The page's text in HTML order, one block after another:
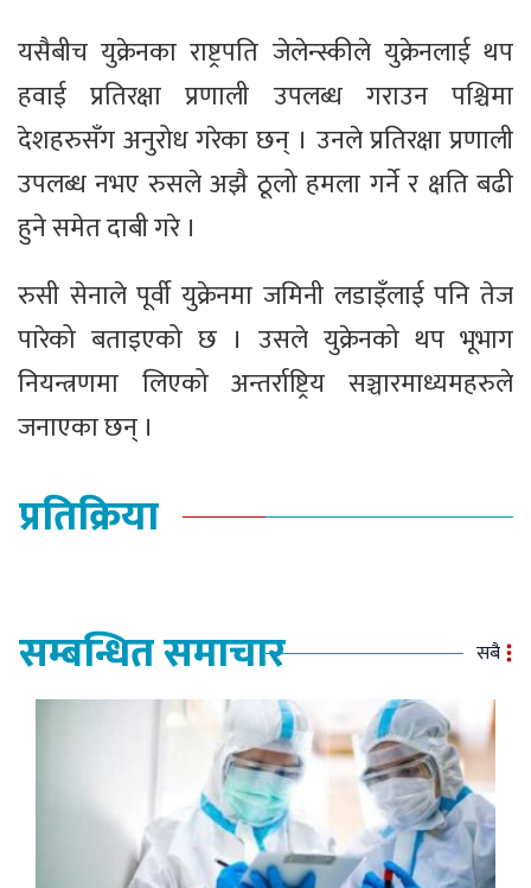
यसैबीच युक्रेनका राष्ट्रपति जेलेन्स्कीले युक्रेनलाई थप
हवाई प्रतिरक्षा प्रणाली उपलब्ध गराउन पश्चिमा
देशहरुसँग अनुरोध गरेका छन् । उनले प्रतिरक्षा प्रणाली
उपलब्ध नभए रुसले अझै ठूलो हमला गर्ने र क्षति बढी
हुने समेत दाबी गरे ।
रुसी सेनाले पूर्वी युक्रेनमा जमिनी लडाइँलाई पनि तेज
पारेको बताइएको छ । उसले युक्रेनको थप भूभाग
नियन्त्रणमा लिएको अन्तर्राष्ट्रिय सञ्चारमाध्यमहरुले
जनाएका छन् ।
प्रतिक्रिया
सम्बन्धित समाचार सबै